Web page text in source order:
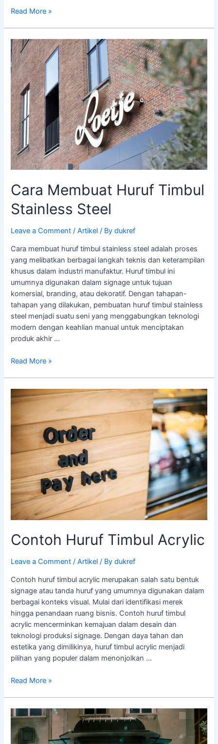
Read More »
Cara Membuat Huruf Timbul
Stainless Steel
Leave a Comment /Artikel / Bydukref
Cara membuat huruf timbul stainless steel adalah proses
yang melibatkan berbagai langkah teknis dan keterampilan
khusus dalam industri manufaktur. Huruf timbul ini
umumnya digunakan dalam signage untuk tujuan
komersial, branding, atau dekoratif. Dengan tahapan-
tahapan yang dilakukan, pembuatan huruf timbul stainless
steel menjadi suatu seni yang menggabungkan teknologi
modern dengan keahlian manual untuk menciptakan
produk akhir …
Cara
Membuat
Huruf
Timbul
Stainless
Steel
Read More »
Contoh Huruf Timbul Acrylic
Leave a Comment /Artikel / Bydukref
Contoh huruf timbul acrylic merupakan salah satu bentuk
signage atau tanda huruf yang umumnya digunakan dalam
berbagai konteks visual. Mulai dari identifikasi merek
hingga penandaan ruang bisnis. Contoh huruf timbul
acrylic mencerminkan kemajuan dalam desain dan
teknologi produksi signage. Dengan daya tahan dan
estetika yang dimilikinya, huruf timbul acrylic menjadi
pilihan yang populer dalam menonjolkan …
Contoh
Huruf
Acrylic
Read More »
ciri
Reklame